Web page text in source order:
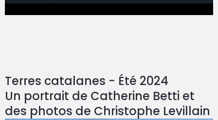
Terres catalanes - Été 2024
Un portrait de Catherine Betti et
des photos de Christophe Levillain